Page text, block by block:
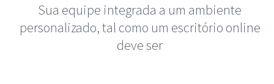
Sua equipe integrada a um ambiente
personalizado, tal como um escritório online
deve ser